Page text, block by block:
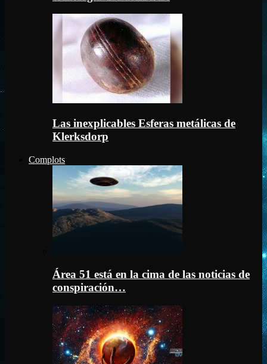
Las inexplicables Esferas metálicas de
Klerksdorp
Complots
Área 51 está en la cima de las noticias de
conspiración…